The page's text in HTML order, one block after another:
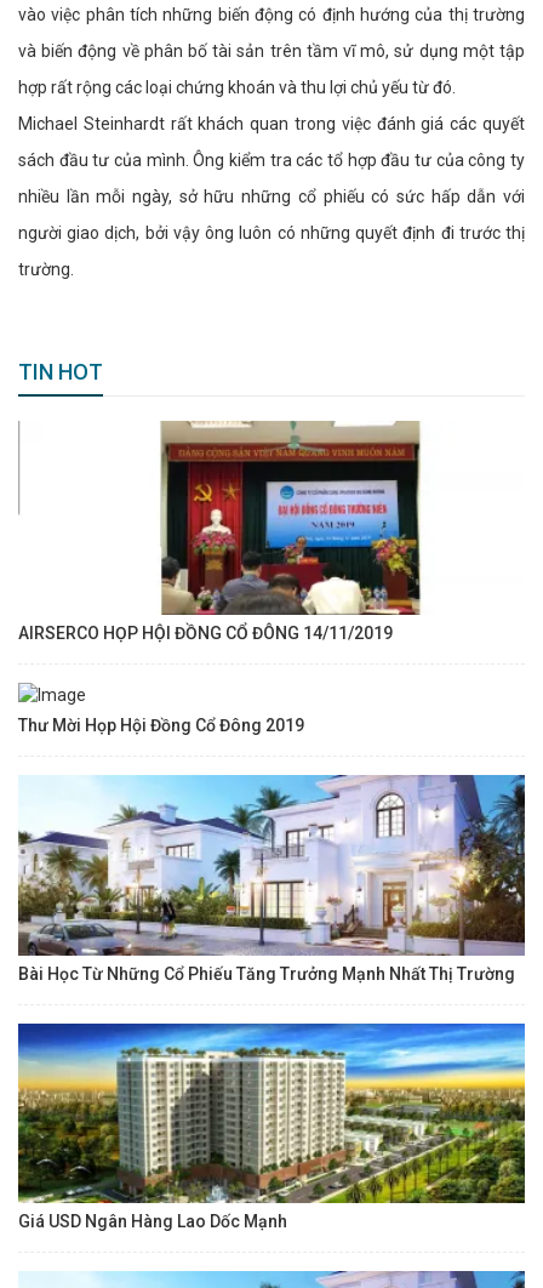
vào việc phân tích những biến động có định hướng của thị trường
và biến động về phân bố tài sản trên tầm vĩ mô, sử dụng một tập
hợp rất rộng các loại chứng khoán và thu lợi chủ yếu từ đó.
Michael Steinhardt rất khách quan trong việc đánh giá các quyết
sách đầu tư của mình. Ông kiểm tra các tổ hợp đầu tư của công ty
nhiều lần mỗi ngày, sở hữu những cổ phiếu có sức hấp dẫn với
người giao dịch, bởi vậy ông luôn có những quyết định đi trước thị
trường.
TIN HOT
AIRSERCO HỌP HỘI ĐỒNG CỔ ĐÔNG 14/11/2019
Thư Mời Họp Hội Đồng Cổ Đông 2019
Bài Học Từ Những Cổ Phiếu Tăng Trưởng Mạnh Nhất Thị Trường
Giá USD Ngân Hàng Lao Dốc Mạnh